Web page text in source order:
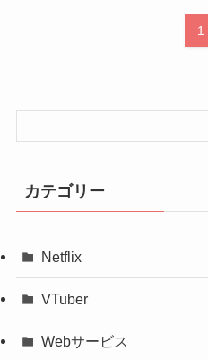
1
カテゴリー
Netflix
VTuber
Webサービス